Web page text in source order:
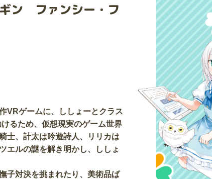
ン ファンシー・フ
VRゲームに、ししょーとクラス
るため、仮想現実のゲーム世界
士、計太は吟遊詩人、リリカは
エルの謎を解き明かし、ししょ
子対決を挑まれたり、美術品ば